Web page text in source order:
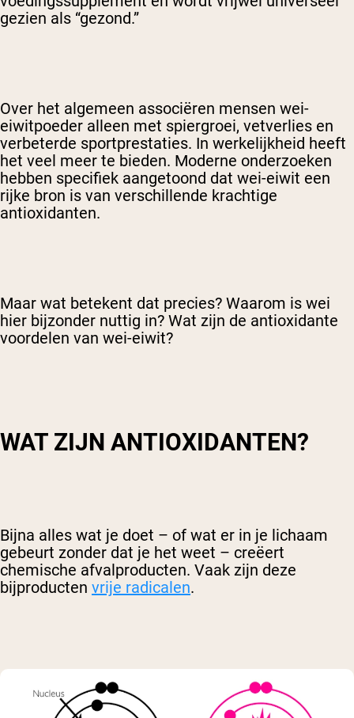
gezien als “gezond.”
Over het algemeen associëren mensen wei-
eiwitpoeder alleen met spiergroei, vetverlies en
verbeterde sportprestaties. In werkelijkheid heeft
het veel meer te bieden. Moderne onderzoeken
hebben specifiek aangetoond dat wei-eiwit een
rijke bron is van verschillende krachtige
antioxidanten.
Maar wat betekent dat precies? Waarom is wei
hier bijzonder nuttig in? Wat zijn de antioxidante
voordelen van wei-eiwit?
WAT ZIJN ANTIOXIDANTEN?
Bijna alles wat je doet – of wat er in je lichaam
gebeurt zonder dat je het weet – creëert
chemische afvalproducten. Vaak zijn deze
bijproducten vrije radicalen.